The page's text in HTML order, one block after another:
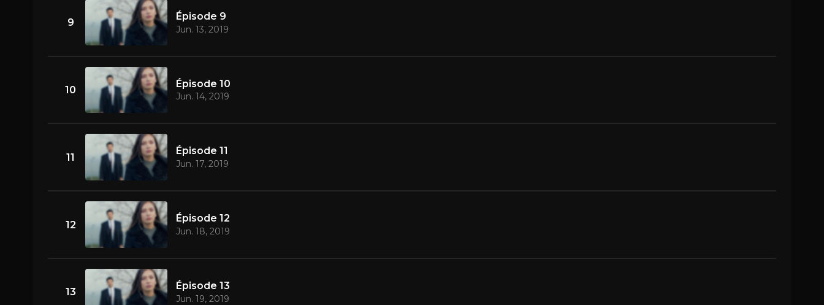
9
Épisode 9
Jun. 13, 2019
10
Épisode 10
Jun. 14, 2019
11
Épisode 11
Jun. 17, 2019
12
Épisode 12
Jun. 18, 2019
13
Épisode 13
Jun. 19, 2019